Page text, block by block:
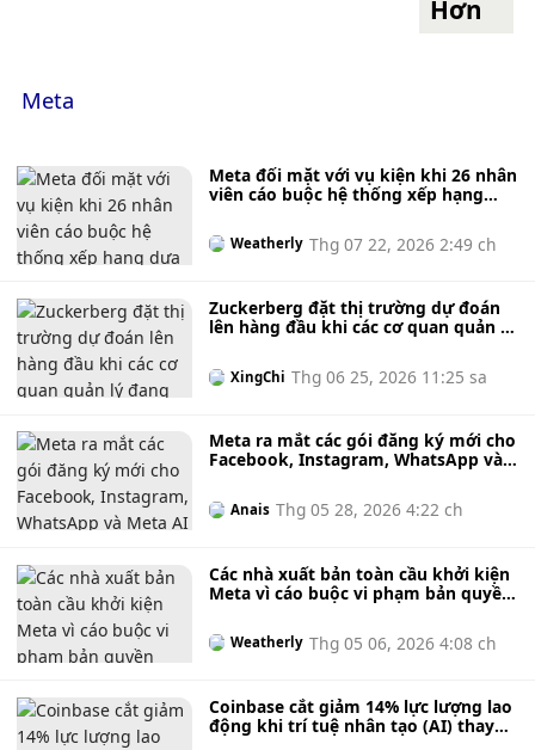
dụng Instagram và Facebook nhằm hỗ trợ những người tạo
và rút tiền trở nên dễ dàng hơn, đồng thời đầu tư vào các
nền kinh tế của người sáng tạo và Instagram đã công bố kế
hoạch cho thị trường NFT dựa trên Đa giác vào tháng 11
năm ngoái.
Hơn
Meta
Meta đối mặt với vụ kiện khi 26 nhân
viên cáo buộc hệ thống xếp hạng
mục tiêu không công bằng vào
những người lao động đang trong
Weatherly Thg 07 22, 2026 2:49 ch
Zuckerberg đặt thị trường dự đoán
lên hàng đầu khi các cơ quan quản lý
Kalshi và Polymarket.
XingChi Thg 06 25, 2026 11:25 sa
Meta ra mắt các gói đăng ký mới cho
Facebook, Instagram, WhatsApp và
la Mỹ.Anais Thg 05 28, 2026 4:22 ch
Các nhà xuất bản toàn cầu khởi kiện
Meta vì cáo buộc vi phạm bản quyền
tuệ nhân tạo.
Weatherly Thg 05 06, 2026 4:08 ch
Coinbase cắt giảm 14% lực lượng lao
động khi trí tuệ nhân tạo (AI) thay